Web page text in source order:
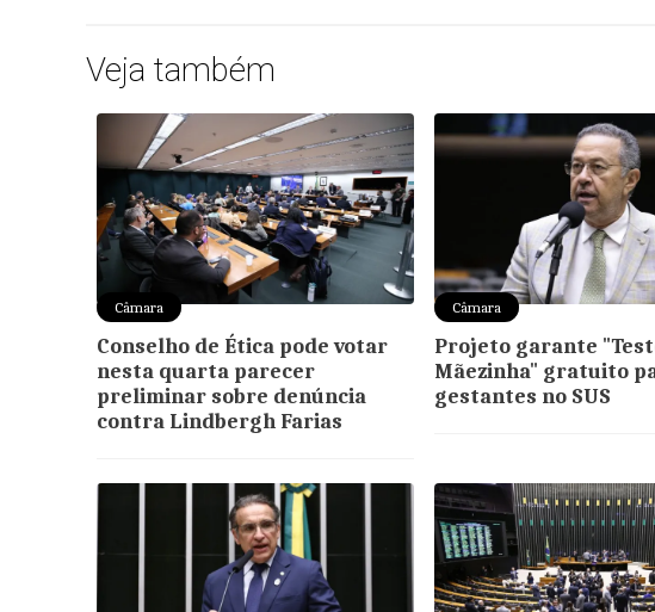
Veja também
Câmara
Conselho de Ética pode votar
nesta quarta parecer
preliminar sobre denúncia
contra Lindbergh Farias
Câmara
Projeto garante
Mãezinha" gratuito
gestantes no SUS